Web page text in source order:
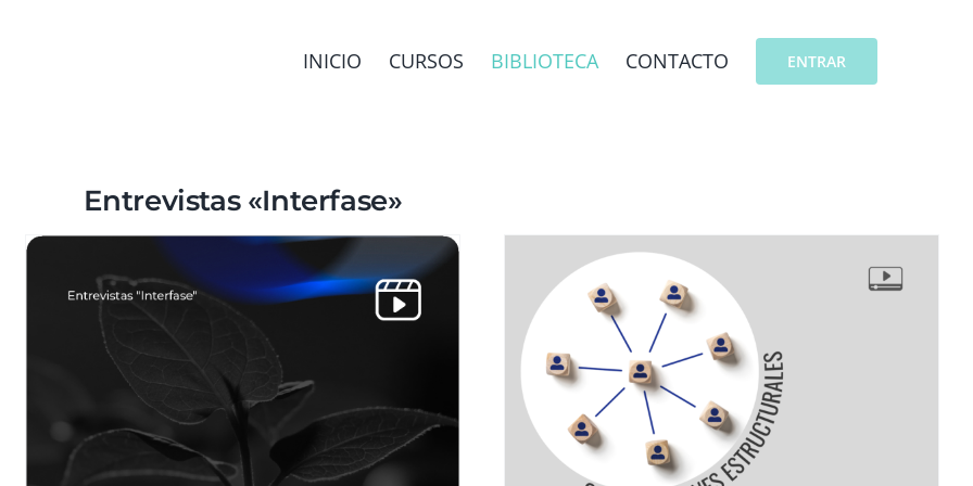
INICIO CURSOS BIBLIOTECA CONTACTO ENTRAR
Entrevistas «Interfase»
Constelaciones estructurales